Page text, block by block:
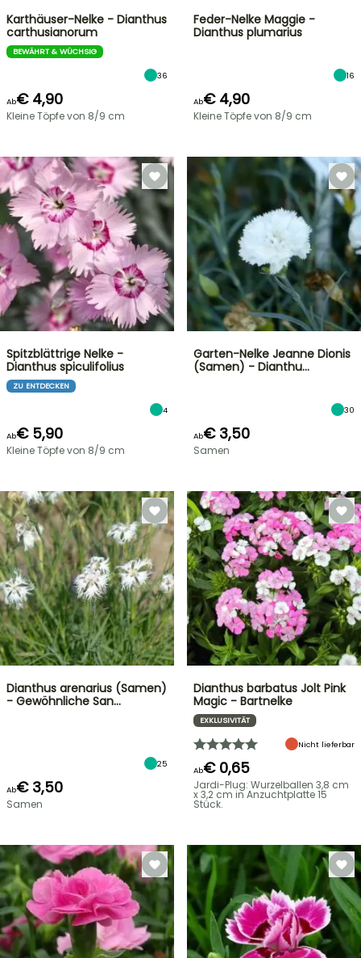
Karthäuser-Nelke - Dianthus
carthusianorum
BEWÄHRT & WÜCHSIG
36
Ab€ 4,90
Kleine Töpfe von 8/9 cm
Feder-Nelke Maggie -
Dianthus plumarius
16
Ab€ 4,90
Kleine Töpfe von 8/9 cm
Spitzblättrige Nelke -
Dianthus spiculifolius
ZU ENTDECKEN
4
Ab€ 5,90
Kleine Töpfe von 8/9 cm
Garten-Nelke Jeanne Dionis
(Samen) - Dianthu…
30
Ab€ 3,50
Samen
Dianthus arenarius (Samen)
- Gewöhnliche San…
25
Ab€ 3,50
Samen
Dianthus barbatus Jolt Pink
Magic - Bartnelke
EXKLUSIVITÄT
Nicht lieferbar
Ab€ 0,65
Jardi-Plug: Wurzelballen 3,8 cm
x 3,2 cm in Anzuchtplatte 15
Stück.